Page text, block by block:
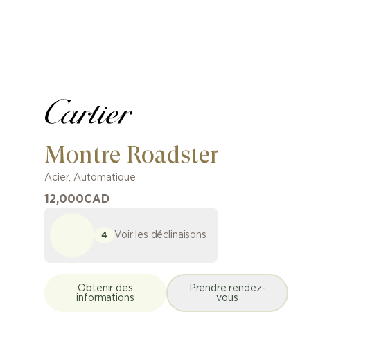
Montre Roadster
Acier, Automatique
12,000CAD
4 Voir les déclinaisons
Obtenir des
informations
Prendre rendez-
vous